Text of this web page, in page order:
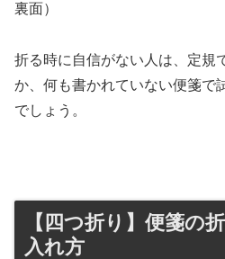
裏面）
折る時に自信がない人は、定規
か、何も書かれていない便箋で
でしょう。
【四つ折り】便箋の
入れ方